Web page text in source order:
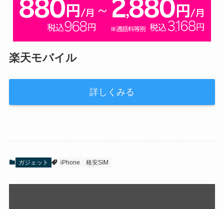
楽天モバイル
詳しくみる
ガジェット iPhone 格安SIM